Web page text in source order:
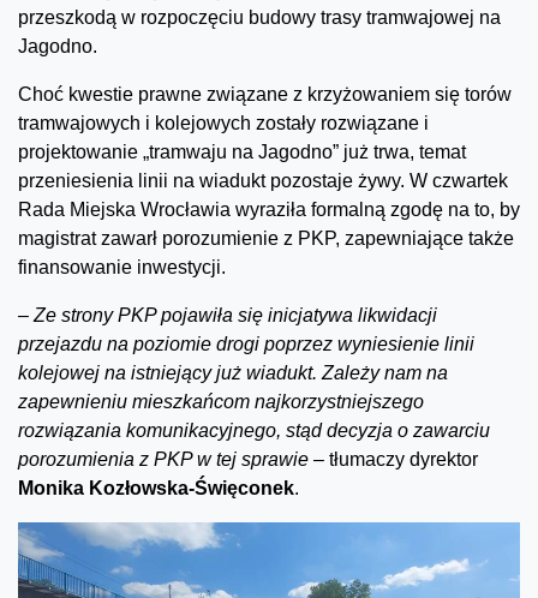
przeszkodą w rozpoczęciu budowy trasy tramwajowej na
Jagodno.
Choć kwestie prawne związane z krzyżowaniem się torów
tramwajowych i kolejowych zostały rozwiązane i
projektowanie „tramwaju na Jagodno” już trwa, temat
przeniesienia linii na wiadukt pozostaje żywy. W czwartek
Rada Miejska Wrocławia wyraziła formalną zgodę na to, by
magistrat zawarł porozumienie z PKP, zapewniające także
finansowanie inwestycji.
– Ze strony PKP pojawiła się inicjatywa likwidacji
przejazdu na poziomie drogi poprzez wyniesienie linii
kolejowej na istniejący już wiadukt. Zależy nam na
zapewnieniu mieszkańcom najkorzystniejszego
rozwiązania komunikacyjnego, stąd decyzja o zawarciu
porozumienia z PKP w tej sprawie – tłumaczy dyrektor
Monika Kozłowska-Święconek.